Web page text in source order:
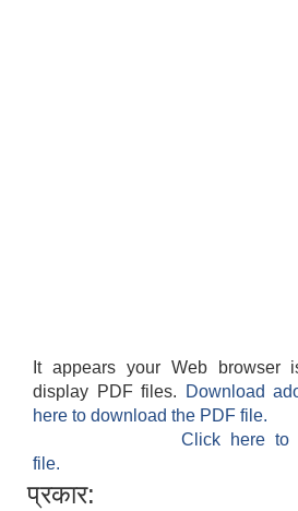
It appears your Web browser
display PDF files.
Download
here to download the PDF file.
Click here to
file.
प्रकार: